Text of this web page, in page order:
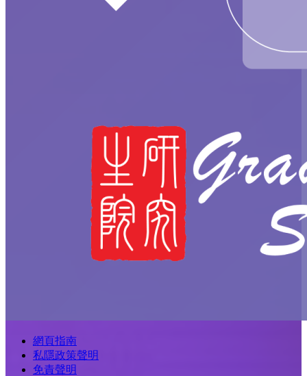
網頁指南
私隱政策聲明
免責聲明